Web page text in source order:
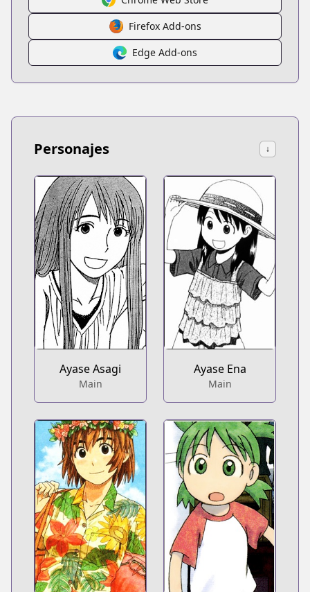
Firefox Add-ons
Edge Add-ons
Personajes ↓
Ayase Asagi
Main
Ayase Ena
Main